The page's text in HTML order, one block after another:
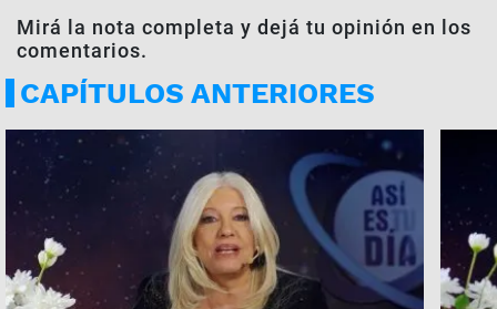
Mirá la nota completa y dejá tu opinión en los
comentarios.
CAPÍTULOS ANTERIORES